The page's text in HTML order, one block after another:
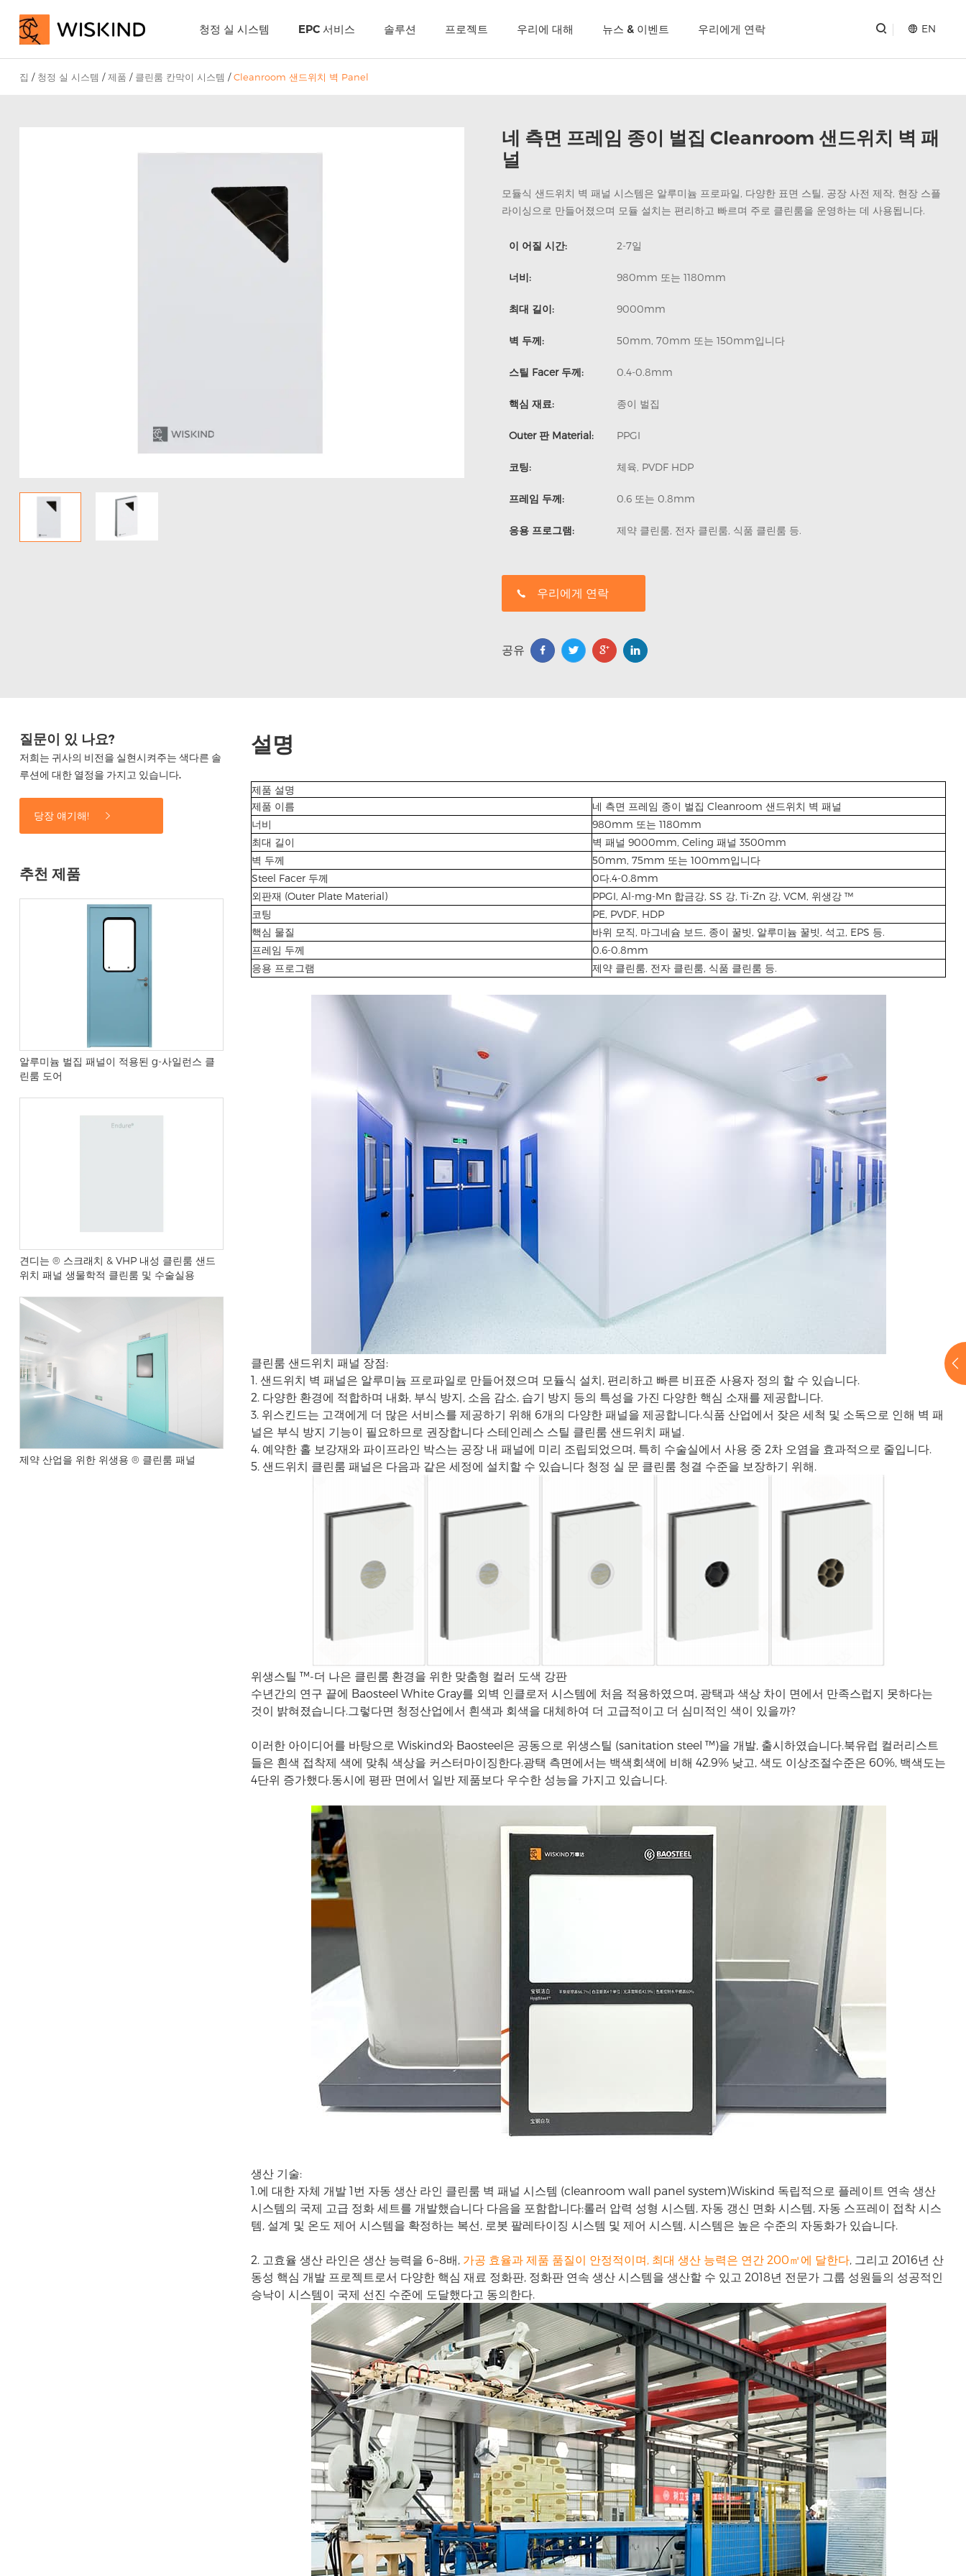
청정 실 시스템 EPC 서비스 솔루션 프로젝트 우리에 대해 뉴스 & 이벤트 우리에게 연락 EN
집 / 청정 실 시스템 /제품 / 클린룸 칸막이 시스템 /Cleanroom 샌드위치 벽 Panel
네 측면 프레임 종이 벌집 Cleanroom 샌드위치 벽 패
널
모듈식 샌드위치 벽 패널 시스템은 알루미늄 프로파일, 다양한 표면 스틸, 공장 사전 제작, 현장 스플
라이싱으로 만들어졌으며 모듈 설치는 편리하고 빠르며 주로 클린룸을 운영하는 데 사용됩니다.
이 어질 시간: 2-7일
너비: 980mm 또는 1180mm
최대 길이: 9000mm
벽 두께: 50mm, 70mm 또는 150mm입니다
스틸 Facer 두께: 0.4-0.8mm
핵심 재료: 종이 벌집
Outer 판 Material: PPGI
코팅: 체육, PVDF HDP
프레임 두께: 0.6 또는 0.8mm
응용 프로그램: 제약 클린룸, 전자 클린룸, 식품 클린룸 등.
우리에게 연락
공유
질문이 있 나요?
저희는 귀사의 비전을 실현시켜주는 색다른 솔
루션에 대한 열정을 가지고 있습니다.
당장 얘기해!
추천 제품
알루미늄 벌집 패널이 적용된 g-사일런스 클
린룸 도어
견디는 ® 스크래치 & VHP 내성 클린룸 샌드
위치 패널 생물학적 클린룸 및 수술실용
제약 산업을 위한 위생용 ® 클린룸 패널
설명
제품 설명
제품 이름
네 측면 프레임 종이 벌집 Cleanroom 샌드위치 벽 패널
너비
980mm 또는 1180mm
최대 길이
벽 패널 9000mm, Celing 패널 3500mm
벽 두께
50mm, 75mm 또는 100mm입니다
Steel Facer 두께
0다.4-0.8mm
외판재 (Outer Plate Material)
PPGI, Al-mg-Mn 합금강, SS 강, Ti-Zn 강, VCM, 위생강 ™
코팅
PE, PVDF, HDP
핵심 물질
바위 모직, 마그네슘 보드, 종이 꿀빗, 알루미늄 꿀빗, 석고, EPS 등.
프레임 두께
0.6-0.8mm
응용 프로그램
제약 클린룸, 전자 클린룸, 식품 클린룸 등.
클린룸 샌드위치 패널 장점:
1. 샌드위치 벽 패널은 알루미늄 프로파일로 만들어졌으며 모듈식 설치, 편리하고 빠른 비표준 사용자 정의 할 수 있습니다.
2. 다양한 환경에 적합하며 내화, 부식 방지, 소음 감소, 습기 방지 등의 특성을 가진 다양한 핵심 소재를 제공합니다.
3. 위스킨드는 고객에게 더 많은 서비스를 제공하기 위해 6개의 다양한 패널을 제공합니다.식품 산업에서 잦은 세척 및 소독으로 인해 벽 패
널은 부식 방지 기능이 필요하므로 권장합니다 스테인레스 스틸 클린룸 샌드위치 패널.
4. 예약한 홀 보강재와 파이프라인 박스는 공장 내 패널에 미리 조립되었으며, 특히 수술실에서 사용 중 2차 오염을 효과적으로 줄입니다.
5. 샌드위치 클린룸 패널은 다음과 같은 세정에 설치할 수 있습니다 청정 실 문 클린룸 청결 수준을 보장하기 위해.
위생스틸 ™-더 나은 클린룸 환경을 위한 맞춤형 컬러 도색 강판
수년간의 연구 끝에 Baosteel White Gray를 외벽 인클로저 시스템에 처음 적용하였으며, 광택과 색상 차이 면에서 만족스럽지 못하다는
것이 밝혀졌습니다.그렇다면 청정산업에서 흰색과 회색을 대체하여 더 고급적이고 더 심미적인 색이 있을까?
이러한 아이디어를 바탕으로 Wiskind와 Baosteel은 공동으로 위생스틸 (sanitation steel ™)을 개발, 출시하였습니다.북유럽 컬러리스트
들은 흰색 접착제 색에 맞춰 색상을 커스터마이징한다.광택 측면에서는 백색회색에 비해 42.9% 낮고, 색도 이상조절수준은 60%, 백색도는
4단위 증가했다.동시에 평판 면에서 일반 제품보다 우수한 성능을 가지고 있습니다.
생산 기술:
1.에 대한 자체 개발 1번 자동 생산 라인 클린룸 벽 패널 시스템 (cleanroom wall panel system)Wiskind 독립적으로 플레이트 연속 생산
시스템의 국제 고급 정화 세트를 개발했습니다 다음을 포함합니다:롤러 압력 성형 시스템, 자동 갱신 면화 시스템, 자동 스프레이 접착 시스
템, 설계 및 온도 제어 시스템을 확정하는 복선, 로봇 팔레타이징 시스템 및 제어 시스템, 시스템은 높은 수준의 자동화가 있습니다.
2. 고효율 생산 라인은 생산 능력을 6~8배, 가공 효율과 제품 품질이 안정적이며, 최대 생산 능력은 연간 200㎡에 달한다, 그리고 2016년 산
동성 핵심 개발 프로젝트로서 다양한 핵심 재료 정화판, 정화판 연속 생산 시스템을 생산할 수 있고 2018년 전문가 그룹 성원들의 성공적인
승낙이 시스템이 국제 선진 수준에 도달했다고 동의한다.